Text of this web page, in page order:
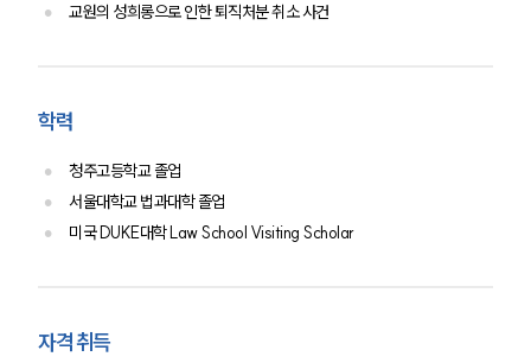
교원의 성희롱으로 인한 퇴직처분 취소 사건
학력
청주고등학교 졸업
서울대학교 법과대학 졸업
미국 DUKE대학 Law School Visiting Scholar
자격 취득